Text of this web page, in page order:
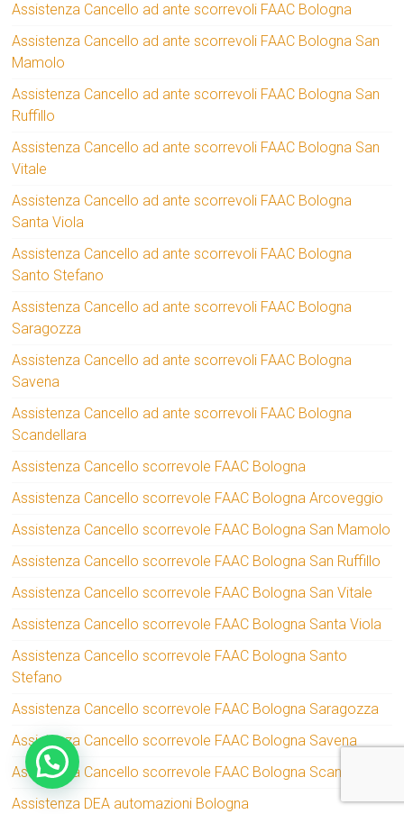
Assistenza Cancello ad ante scorrevoli FAAC Bologna
Assistenza Cancello ad ante scorrevoli FAAC Bologna San
Mamolo
Assistenza Cancello ad ante scorrevoli FAAC Bologna San
Ruffillo
Assistenza Cancello ad ante scorrevoli FAAC Bologna San
Vitale
Assistenza Cancello ad ante scorrevoli FAAC Bologna
Santa Viola
Assistenza Cancello ad ante scorrevoli FAAC Bologna
Santo Stefano
Assistenza Cancello ad ante scorrevoli FAAC Bologna
Saragozza
Assistenza Cancello ad ante scorrevoli FAAC Bologna
Savena
Assistenza Cancello ad ante scorrevoli FAAC Bologna
Scandellara
Assistenza Cancello scorrevole FAAC Bologna
Assistenza Cancello scorrevole FAAC Bologna Arcoveggio
Assistenza Cancello scorrevole FAAC Bologna San Mamolo
Assistenza Cancello scorrevole FAAC Bologna San Ruffillo
Assistenza Cancello scorrevole FAAC Bologna San Vitale
Assistenza Cancello scorrevole FAAC Bologna Santa Viola
Assistenza Cancello scorrevole FAAC Bologna Santo
Stefano
Assistenza Cancello scorrevole FAAC Bologna Saragozza
Assistenza Cancello scorrevole FAAC Bologna Savena
Assistenza Cancello scorrevole FAAC Bologna Scandellara
Assistenza DEA automazioni Bologna